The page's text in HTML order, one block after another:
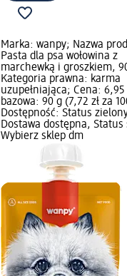
Marka: wanpy; Nazwa
Pasta dla psa wołowina z
marchewką i groszkiem,
Kategoria prawna: karma
uzupełniająca; Cena: 6,95
bazowa: 90 g (7,72 zł za
Dostępność: Status
Dostawa dostępna, Status
Wybierz sklep dm